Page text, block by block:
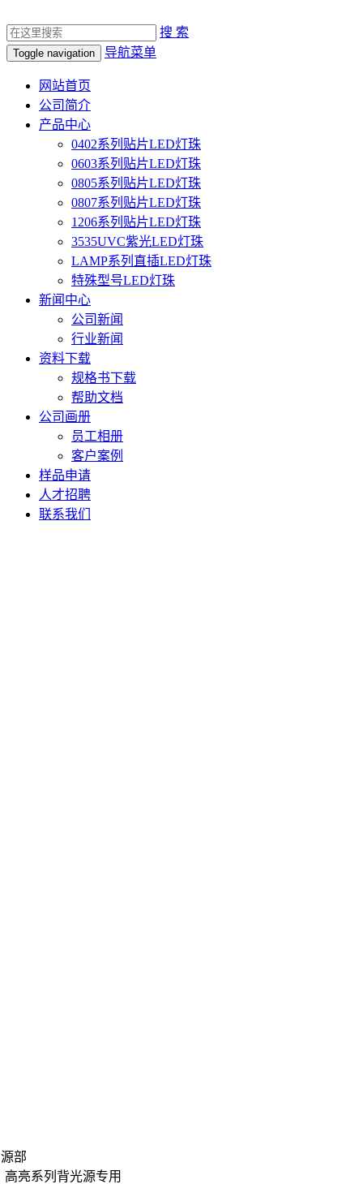
搜 索
Toggle navigation 导航菜单
网站首页
公司简介
产品中心
0402系列贴片LED灯珠
0603系列贴片LED灯珠
0805系列贴片LED灯珠
0807系列贴片LED灯珠
1206系列贴片LED灯珠
3535UVC紫光LED灯珠
LAMP系列直插LED灯珠
特殊型号LED灯珠
新闻中心
公司新闻
行业新闻
资料下载
规格书下载
帮助文档
公司画册
员工相册
客户案例
样品申请
人才招聘
联系我们
部
亮系列背光源专用